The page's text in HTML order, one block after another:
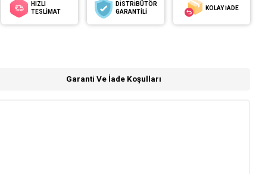
HIZLI
TESLİMAT
DİSTRİBÜTÖR
GARANTİLİ
KOLAY İADE
Garanti Ve İade Koşulları